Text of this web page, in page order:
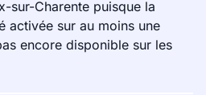
sur-Charente puisque la
activée sur au moins une
encore disponible sur les